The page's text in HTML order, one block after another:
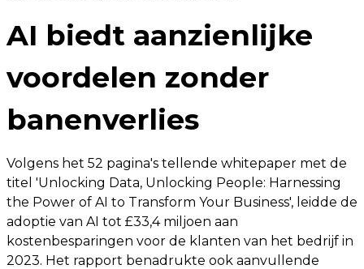
AI biedt aanzienlijke
voordelen zonder
banenverlies
Volgens het 52 pagina's tellende whitepaper met de
titel 'Unlocking Data, Unlocking People: Harnessing
the Power of AI to Transform Your Business', leidde de
adoptie van AI tot £33,4 miljoen aan
kostenbesparingen voor de klanten van het bedrijf in
2023. Het rapport benadrukte ook aanvullende